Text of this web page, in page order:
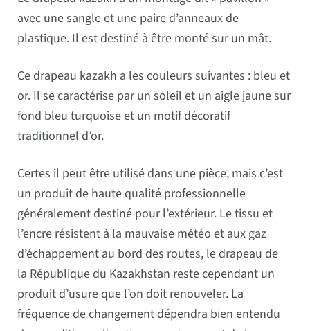
avec une sangle et une paire d’anneaux de
plastique. Il est destiné à être monté sur un mât.
Ce drapeau kazakh a les couleurs suivantes : bleu et
or. Il se caractérise par un soleil et un aigle jaune sur
fond bleu turquoise et un motif décoratif
traditionnel d’or.
Certes il peut être utilisé dans une pièce, mais c’est
un produit de haute qualité professionnelle
généralement destiné pour l’extérieur. Le tissu et
l’encre résistent à la mauvaise météo et aux gaz
d’échappement au bord des routes, le drapeau de
la République du Kazakhstan reste cependant un
produit d’usure que l’on doit renouveler. La
fréquence de changement dépendra bien entendu